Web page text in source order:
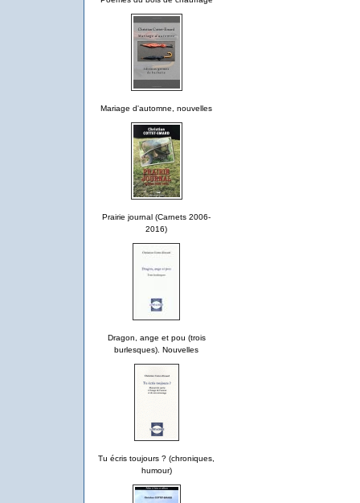
Mariage d'automne, nouvelles
Prairie journal (Carnets 2006-
2016)
Dragon, ange et pou (trois
burlesques). Nouvelles
Tu écris toujours ? (chroniques,
humour)